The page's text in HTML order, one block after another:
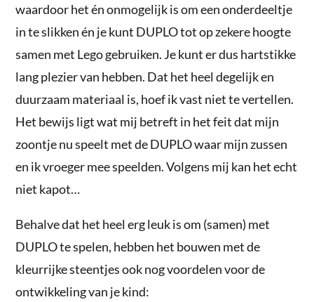
waardoor het én onmogelijk is om een onderdeeltje
in te slikken én je kunt DUPLO tot op zekere hoogte
samen met Lego gebruiken. Je kunt er dus hartstikke
lang plezier van hebben. Dat het heel degelijk en
duurzaam materiaal is, hoef ik vast niet te vertellen.
Het bewijs ligt wat mij betreft in het feit dat mijn
zoontje nu speelt met de DUPLO waar mijn zussen
en ik vroeger mee speelden. Volgens mij kan het echt
niet kapot…
Behalve dat het heel erg leuk is om (samen) met
DUPLO te spelen, hebben het bouwen met de
kleurrijke steentjes ook nog voordelen voor de
ontwikkeling van je kind: